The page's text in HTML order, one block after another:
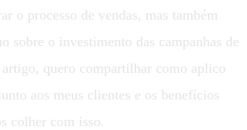
o processo de vendas, mas também
sobre o investimento das campanhas de
quero compartilhar como aplico
aos meus clientes e os benefícios
colher com isso.